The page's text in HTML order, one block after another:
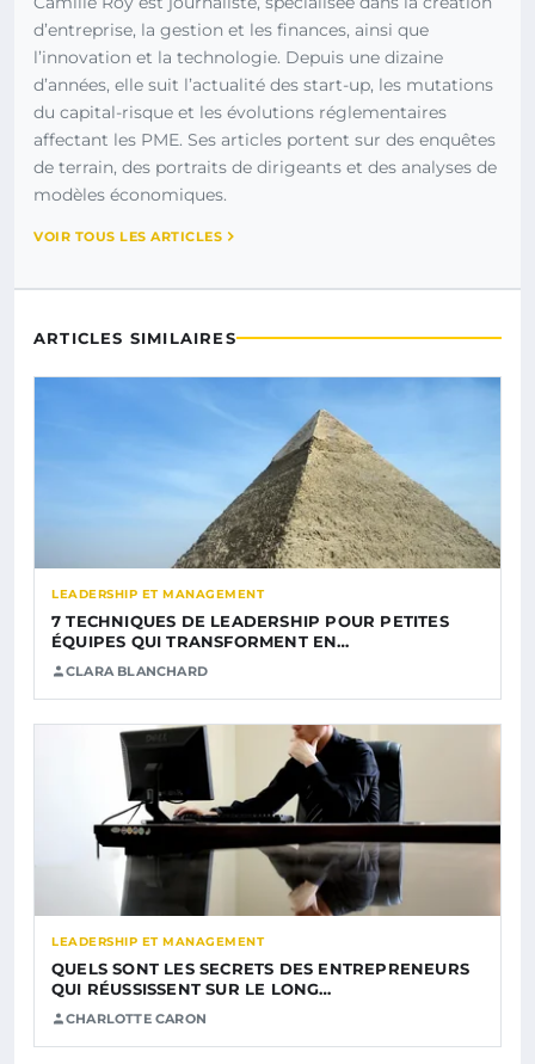
d’entreprise, la gestion et les finances, ainsi que
l’innovation et la technologie. Depuis une dizaine
d’années, elle suit l’actualité des start-up, les mutations
du capital-risque et les évolutions réglementaires
affectant les PME. Ses articles portent sur des enquêtes
de terrain, des portraits de dirigeants et des analyses de
modèles économiques.
VOIR TOUS LES ARTICLES
ARTICLES SIMILAIRES
LEADERSHIP ET MANAGEMENT
7 TECHNIQUES DE LEADERSHIP POUR PETITES
ÉQUIPES QUI TRANSFORMENT EN…
CLARA BLANCHARD
LEADERSHIP ET MANAGEMENT
QUELS SONT LES SECRETS DES ENTREPRENEURS
QUI RÉUSSISSENT SUR LE LONG…
CHARLOTTE CARON